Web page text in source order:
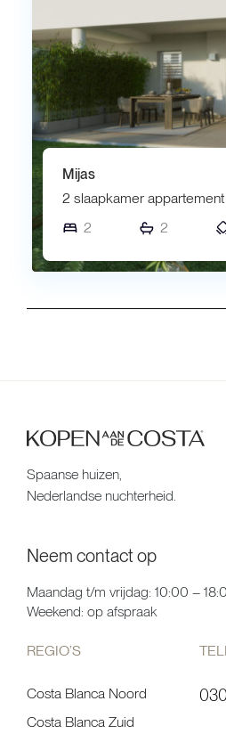
Mijas
2 slaapkamer appartement
2
2
Spaanse huizen,
Nederlandse nuchterheid.
Neem contact op
Maandag t/m vrijdag: 10:00 –
Weekend: op afspraak
REGIO’S
Costa Blanca Noord
Costa Blanca Zuid